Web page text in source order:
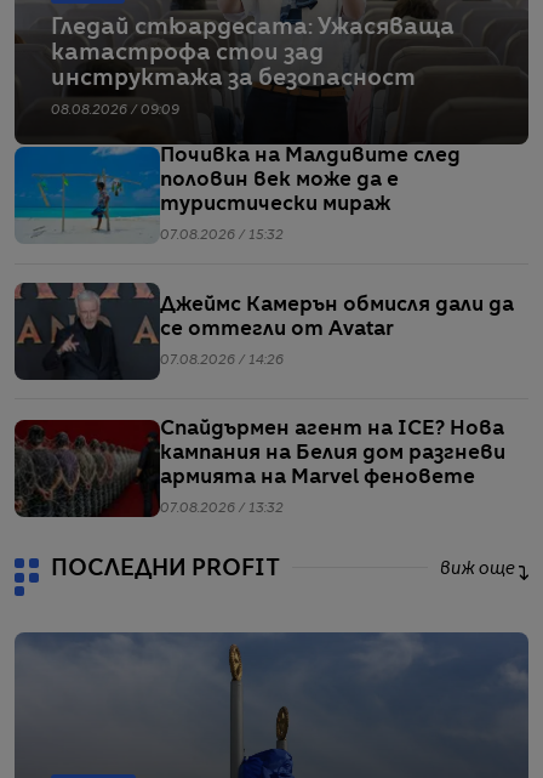
Гледай стюардесата: Ужасяваща
катастрофа стои зад
инструктажа за безопасност
08.08.2026 / 09:09
Почивка на Малдивите след
половин век може да е
туристически мираж
07.08.2026 / 15:32
Джеймс Камерън обмисля дали да
се оттегли от Avatar
07.08.2026 / 14:26
Спайдърмен агент на ICE? Нова
кампания на Белия дом разгневи
армията на Marvel феновете
07.08.2026 / 13:32
ПОСЛЕДНИ PROFIT виж още